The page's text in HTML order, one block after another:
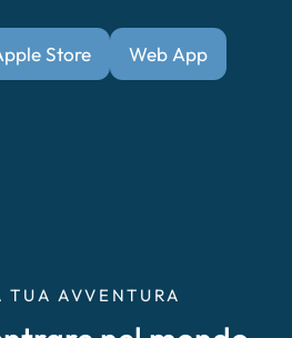
Store Web App
AVVENTURA